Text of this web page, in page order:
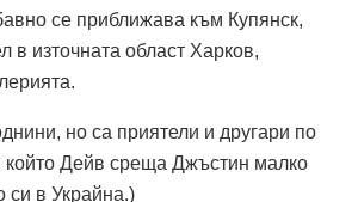
се приближава към Купянск,
в източната област Харков,
но са приятели и другари по
който Дейв среща Джъстин малко
си в Украйна.)